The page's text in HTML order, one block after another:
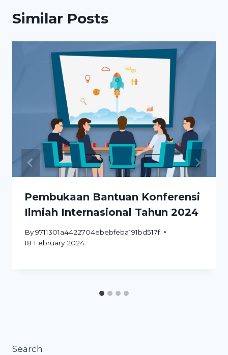
Similar Posts
Pembukaan Bantuan Konferensi
Ilmiah Internasional Tahun 2024
By9711301a4422704ebebfeba191bd517f
18 February 2024
Search